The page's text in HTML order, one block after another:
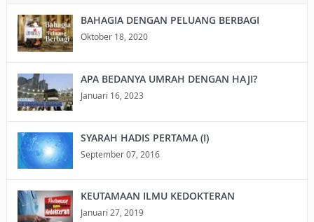
BAHAGIA DENGAN PELUANG BERBAGI
Oktober 18, 2020
APA BEDANYA UMRAH DENGAN HAJI?
Januari 16, 2023
SYARAH HADIS PERTAMA (I)
September 07, 2016
KEUTAMAAN ILMU KEDOKTERAN
Januari 27, 2019